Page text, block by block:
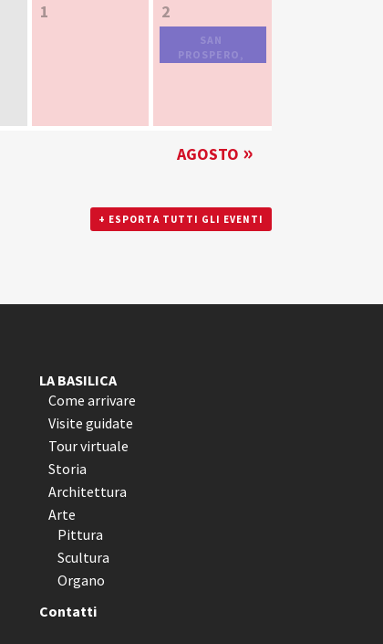
1 2
SAN
PROSPERO,
AGOSTO »
+ ESPORTA TUTTI GLI EVENTI
LA BASILICA
Come arrivare
Visite guidate
Tour virtuale
Storia
Architettura
Arte
Pittura
Scultura
Organo
Contatti